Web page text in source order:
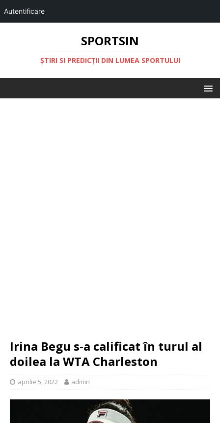
Autentificare
SPORTSIN
ŞTIRI SI PREDICŢII DIN LUMEA SPORTULUI
Irina Begu s-a calificat în turul al
doilea la WTA Charleston
aprilie 5, 2022 admin